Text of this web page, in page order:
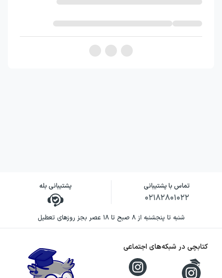
تماس با پشتیبانی
۰۲۱۸۲۸۰۱۰۲۲
پشتیبانی بله
شنبه تا پنجشنبه از ۸ صبح تا ۱۸ عصر بجز روزهای تعطیل
کتابچی در شبکه‌های اجتماعی